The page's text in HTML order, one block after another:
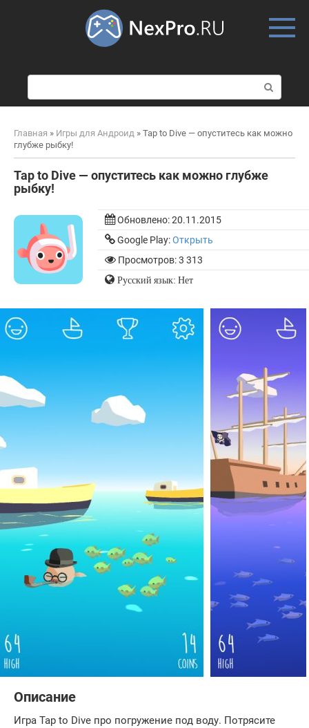
о
и
к
Главная » Игры для Андроид » Tap to Dive — опуститесь как можно
глубже рыбку!
Tap to Dive — опуститесь как можно глубже
рыбку!
Обновлено:20.11.2015
Google Play:Открыть
Просмотров: 3 313
Русский язык: Нет
Описание
Игра Tap to Dive про погружение под воду. Потрясите